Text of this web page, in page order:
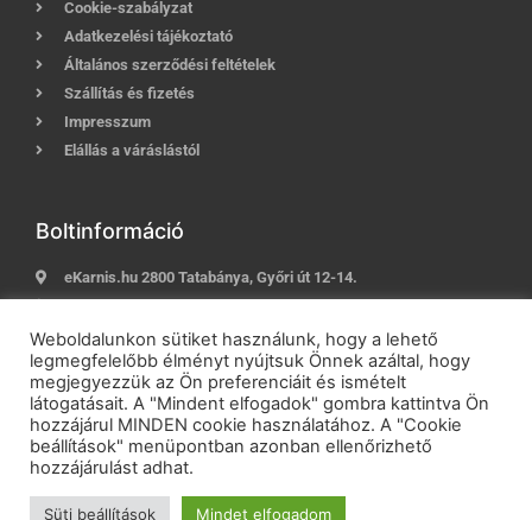
Cookie-szabályzat
Adatkezelési tájékoztató
Általános szerződési feltételek
Szállítás és fizetés
Impresszum
Elállás a váráslástól
Boltinformáció
eKarnis.hu 2800 Tatabánya, Győri út 12-14.
E-mail: info@ekarnis.hu
2021 © eKarnis.hu| Karnis és Függöny Webáruház | Minden
jog fenntartva!
Powered by
Weboldalunkon sütiket használunk, hogy a lehető
legmegfelelőbb élményt nyújtsuk Önnek azáltal, hogy
megjegyezzük az Ön preferenciáit és ismételt
látogatásait. A "Mindent elfogadok" gombra kattintva Ön
hozzájárul MINDEN cookie használatához. A "Cookie
beállítások" menüpontban azonban ellenőrizhető
hozzájárulást adhat.
Süti beállítások Mindet elfogadom